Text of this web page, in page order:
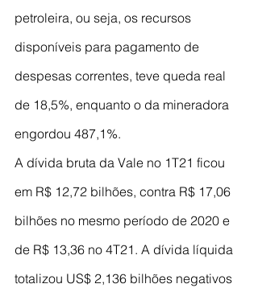
petroleira, ou seja, os recursos
disponíveis para pagamento de
despesas correntes, teve queda real
de 18,5%, enquanto o da mineradora
engordou 487,1%.
A dívida bruta da Vale no 1T21 ficou
em R$ 12,72 bilhões, contra R$ 17,06
bilhões no mesmo período de 2020 e
de R$ 13,36 no 4T21. A dívida líquida
totalizou US$ 2,136 bilhões negativos